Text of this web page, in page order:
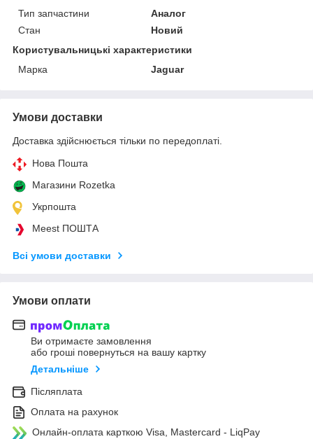
Тип запчастини
Аналог
Стан
Новий
Користувальницькі характеристики
Марка
Jaguar
Умови доставки
Доставка здійснюється тільки по передоплаті.
Нова Пошта
Магазини Rozetka
Укрпошта
Meest ПОШТА
Всі умови доставки
Умови оплати
Ви отримаєте замовлення
або гроші повернуться на вашу картку
Детальніше
Післяплата
Оплата на рахунок
Онлайн-оплата карткою Visa, Mastercard - LiqPay